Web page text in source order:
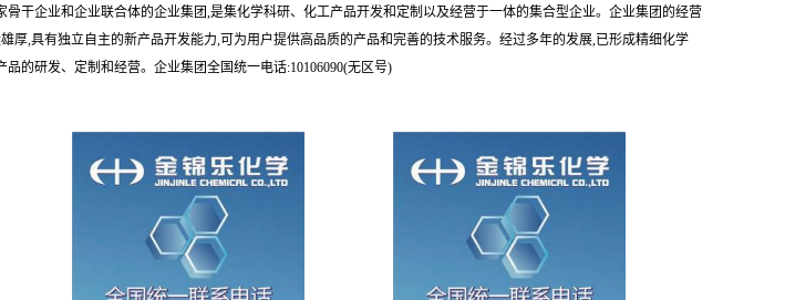
干企业和企业联合体的企业集团,是集化学科研、化工产品开发和定制以及经营于一体的集合型企业。企业集团的经营
,具有独立自主的新产品开发能力,可为用户提供高品质的产品和完善的技术服务。经过多年的发展,已形成精细化学
的研发、定制和经营。企业集团全国统一电话:10106090(无区号)